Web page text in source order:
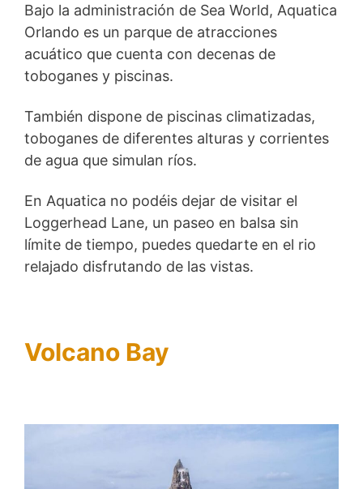
Bajo la administración de Sea World, Aquatica
Orlando es un parque de atracciones
acuático que cuenta con decenas de
toboganes y piscinas.
También dispone de piscinas climatizadas,
toboganes de diferentes alturas y corrientes
de agua que simulan ríos.
En Aquatica no podéis dejar de visitar el
Loggerhead Lane, un paseo en balsa sin
límite de tiempo, puedes quedarte en el rio
relajado disfrutando de las vistas.
Volcano Bay